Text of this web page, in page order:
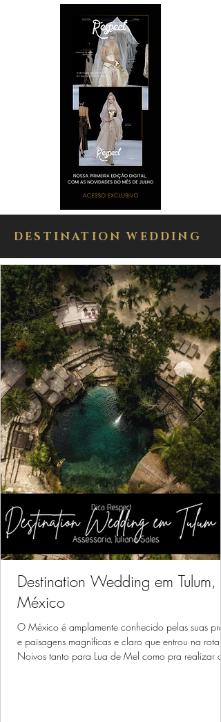
DESTINATION WEDDING
Destination Wedding em Tulum,
México
O México é amplamente conhecido pelas suas
e paisagens magníficas e claro que entrou na rota
Noivos tanto para Lua de Mel como pra realizar o